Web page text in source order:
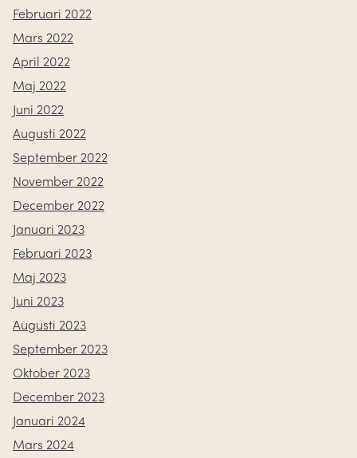
Februari 2022
Mars 2022
April 2022
Maj 2022
Juni 2022
Augusti 2022
September 2022
November 2022
December 2022
Januari 2023
Februari 2023
Maj 2023
Juni 2023
Augusti 2023
September 2023
Oktober 2023
December 2023
Januari 2024
Mars 2024